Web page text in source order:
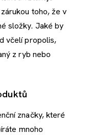
toho, že v
složky. Jaké by
včelí propolis,
z ryb nebo
značky, které
mnoho